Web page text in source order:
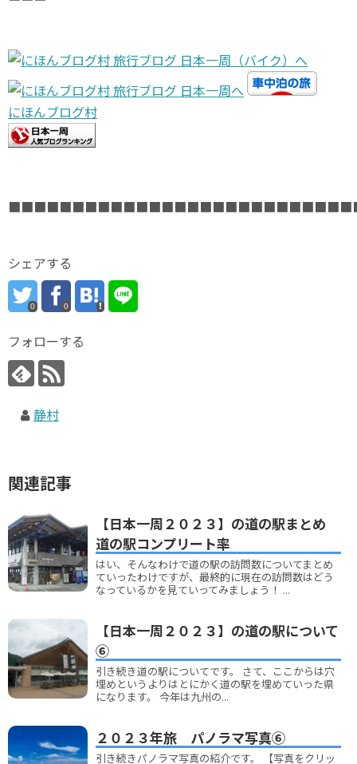
にほんブログ村
シェアする
0 0
フォローする
静村
関連記事
【日本一周２０２３】の道の駅まとめ
道の駅コンプリート率
はい、そんなわけで道の駅の訪問数についてまとめ
ていったわけですが、最終的に現在の訪問数はどう
なっているかを見ていってみましょう！ ...
【日本一周２０２３】の道の駅について
⑥
引き続き道の駅についてです。 さて、ここからは穴
埋めというよりはとにかく道の駅を埋めていった県
になります。 今年は九州の...
２０２３年旅 パノラマ写真⑥
引き続きパノラマ写真の紹介です。 【写真をクリッ